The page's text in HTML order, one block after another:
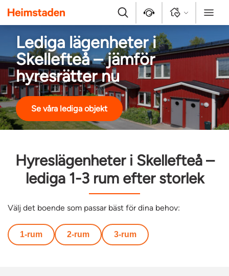
Heimstaden
Sök Kontakt Logga in Meny
Lediga lägenheter i
Skellefteå – jämför
hyresrätter nu
Se våra lediga objekt
Hyreslägenheter i Skellefteå –
lediga 1-3 rum efter storlek
Välj det boende som passar bäst för dina behov:
1-rum 2-rum 3-rum